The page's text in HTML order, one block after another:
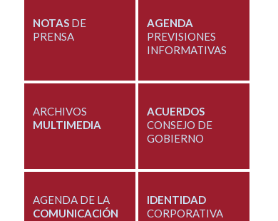
NOTASDE
PRENSA
AGENDA
PREVISIONES
INFORMATIVAS
ARCHIVOS
MULTIMEDIA
ACUERDOS
CONSEJO DE
GOBIERNO
AGENDA DE LA
COMUNICACIÓN
IDENTIDAD
CORPORATIVA